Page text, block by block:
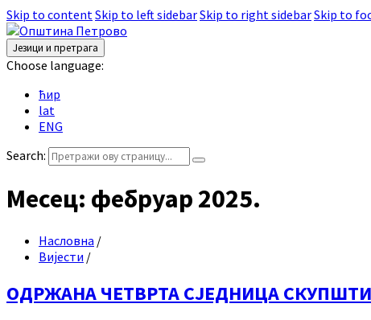
Skip to contentSkip to left sidebarSkip to right sidebarSkip to
Језици и претрага
Choose language:
ћир
lat
ENG
Search:
Месец: фебруар 2025.
Насловна /
Вијести /
ОДРЖАНА ЧЕТВРТА СЈЕДНИЦА